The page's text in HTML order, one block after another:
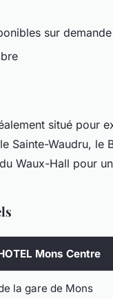
sur demande
situé pour
Sainte-Waudru, le
Waux-Hall pour
Mons Centre
la gare de Mons